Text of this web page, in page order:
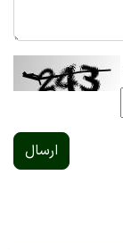
ارسال